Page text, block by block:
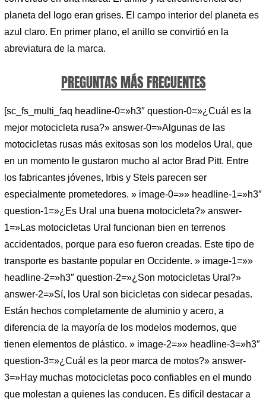
planeta del logo eran grises. El campo interior del planeta es
azul claro. En primer plano, el anillo se convirtió en la
abreviatura de la marca.
PREGUNTAS MÁS FRECUENTES
[sc_fs_multi_faq headline-0=»h3″ question-0=»¿Cuál es la
mejor motocicleta rusa?» answer-0=»Algunas de las
motocicletas rusas más exitosas son los modelos Ural, que
en un momento le gustaron mucho al actor Brad Pitt. Entre
los fabricantes jóvenes, Irbis y Stels parecen ser
especialmente prometedores. » image-0=»» headline-1=»h3″
question-1=»¿Es Ural una buena motocicleta?» answer-
1=»Las motocicletas Ural funcionan bien en terrenos
accidentados, porque para eso fueron creadas. Este tipo de
transporte es bastante popular en Occidente. » image-1=»»
headline-2=»h3″ question-2=»¿Son motocicletas Ural?»
answer-2=»Sí, los Ural son bicicletas con sidecar pesadas.
Están hechos completamente de aluminio y acero, a
diferencia de la mayoría de los modelos modernos, que
tienen elementos de plástico. » image-2=»» headline-3=»h3″
question-3=»¿Cuál es la peor marca de motos?» answer-
3=»Hay muchas motocicletas poco confiables en el mundo
que molestan a quienes las conducen. Es difícil destacar a